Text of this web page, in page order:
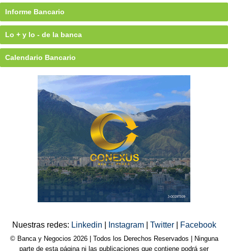
Informe Bancario
Lo + y lo - de la banca
Calendario Bancario
Nuestras redes: Linkedin Instagram Twitter Facebook
© Banca y Negocios 2026 | Todos los Derechos Reservados | Ninguna
parte de esta página ni las publicaciones que contiene podrá ser